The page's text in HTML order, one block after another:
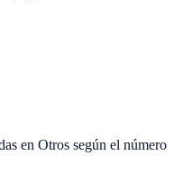
en Otros según el número